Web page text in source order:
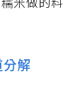
解